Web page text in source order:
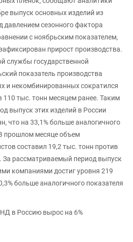
выпуск основных изделий из
давлением сезонного фактора
с ноябрьским показателем,
прирост производства.
службы государственной
показатель производства
и некомбинированных сократился
110 тыс. тонн месяцем ранее. Таким
выпуск этих изделий в России
что на 33,1% больше аналогичного
прошлом месяце объем
составил 19,2 тыс. тонн против
За рассматриваемый период выпуск
компаниями достиг уровня 219
больше аналогичного показателя
в Россию вырос на 6%